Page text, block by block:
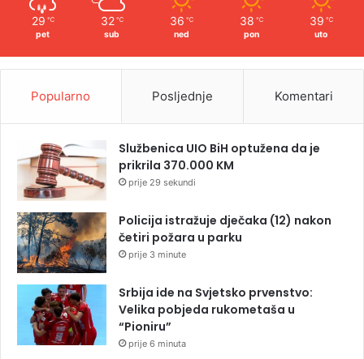
29 ℃
pet
32 ℃
sub
36 ℃
ned
38 ℃
pon
39 ℃
uto
Popularno Posljednje Komentari
Službenica UIO BiH optužena da je
prikrila 370.000 KM
prije 29 sekundi
Policija istražuje dječaka (12) nakon
četiri požara u parku
prije 3 minute
Srbija ide na Svjetsko prvenstvo:
Velika pobjeda rukometaša u
“Pioniru”
prije 6 minuta